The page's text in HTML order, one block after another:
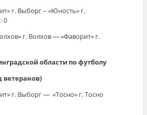
г. Выборг – «Юность» г.
г. Волхов — «Фаворит» г.
области по футболу
г. Выборг — «Тосно» г. Тосно